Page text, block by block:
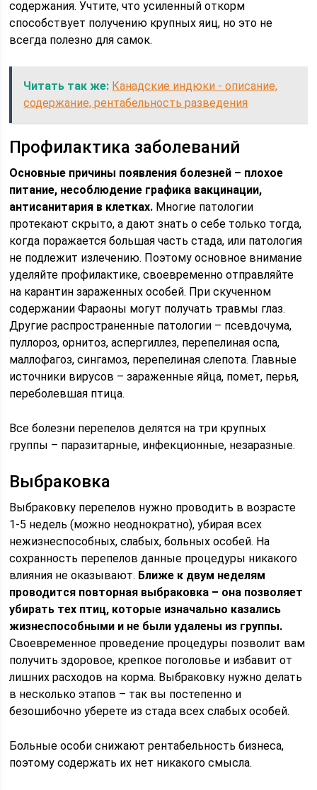
содержания. Учтите, что усиленный откорм
способствует получению крупных яиц, но это не
всегда полезно для самок.
Читать так же: Канадские индюки - описание,
содержание, рентабельность разведения
Профилактика заболеваний
Основные причины появления болезней – плохое
питание, несоблюдение графика вакцинации,
антисанитария в клетках. Многие патологии
протекают скрыто, а дают знать о себе только тогда,
когда поражается большая часть стада, или патология
не подлежит излечению. Поэтому основное внимание
уделяйте профилактике, своевременно отправляйте
на карантин зараженных особей. При скученном
содержании Фараоны могут получать травмы глаз.
Другие распространенные патологии – псевдочума,
пуллороз, орнитоз, аспергиллез, перепелиная оспа,
маллофагоз, сингамоз, перепелиная слепота. Главные
источники вирусов – зараженные яйца, помет, перья,
переболевшая птица.
Все болезни перепелов делятся на три крупных
группы – паразитарные, инфекционные, незаразные.
Выбраковка
Выбраковку перепелов нужно проводить в возрасте
1-5 недель (можно неоднократно), убирая всех
нежизнеспособных, слабых, больных особей. На
сохранность перепелов данные процедуры никакого
влияния не оказывают. Ближе к двум неделям
проводится повторная выбраковка – она позволяет
убирать тех птиц, которые изначально казались
жизнеспособными и не были удалены из группы.
Своевременное проведение процедуры позволит вам
получить здоровое, крепкое поголовье и избавит от
лишних расходов на корма. Выбраковку нужно делать
в несколько этапов – так вы постепенно и
безошибочно уберете из стада всех слабых особей.
Больные особи снижают рентабельность бизнеса,
поэтому содержать их нет никакого смысла.